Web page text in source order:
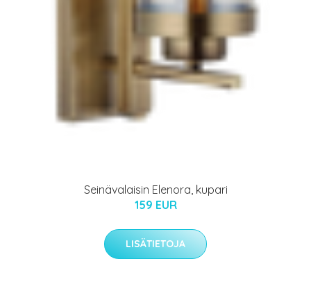
Seinävalaisin Elenora, kupari
159 EUR
LISÄTIETOJA